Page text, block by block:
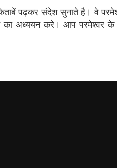
पढ़कर संदेश सुनाते है। वे
का अध्ययन करे। आप परमेश्वर